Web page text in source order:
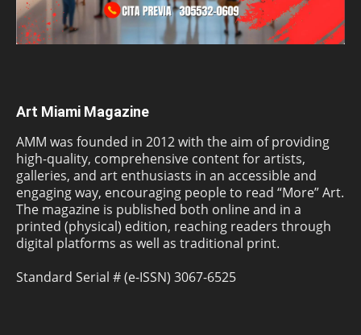
Art Miami Magazine
AMM was founded in 2012 with the aim of providing
high-quality, comprehensive content for artists,
galleries, and art enthusiasts in an accessible and
engaging way, encouraging people to read “More” Art.
The magazine is published both online and in a
printed (physical) edition, reaching readers through
digital platforms as well as traditional print.
Standard Serial # (e-ISSN) 3067-6525